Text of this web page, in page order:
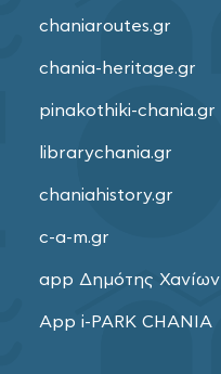
chaniaroutes.gr
chania-heritage.gr
pinakothiki-chania.gr
librarychania.gr
chaniahistory.gr
c-a-m.gr
app Δημότης Χανίων
App i-PARK CHANIA